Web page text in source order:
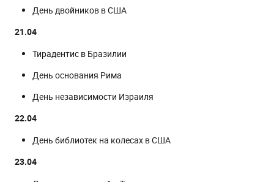
День двойников в США
21.04
Тирадентис в Бразилии
День основания Рима
День независимости Израиля
22.04
День библиотек на колесах в США
23.04